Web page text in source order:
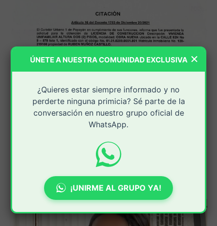
×
ÚNETE A NUESTRA COMUNIDAD EXCLUSIVA
¿Quieres estar siempre informado y no
perderte ninguna primicia? Sé parte de la
conversación en nuestro grupo oficial de
WhatsApp.
¡UNIRME AL GRUPO YA!